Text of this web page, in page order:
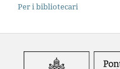
Per i bibliotecari